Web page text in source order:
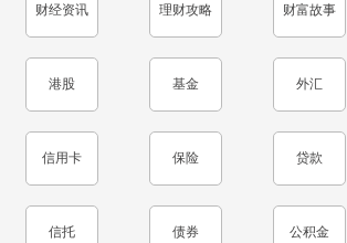
财经资讯 理财攻略 财富故事
港股 基金 外汇
信用卡 保险 贷款
信托 债券 公积金